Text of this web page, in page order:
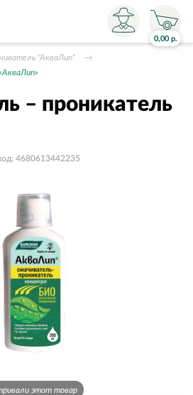
0,00р.
"АкваЛип"
– проникатель
4680613442235
этот товар